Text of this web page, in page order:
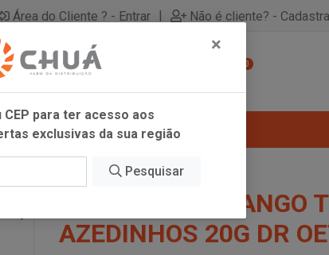
Área do Cliente ? - Entrar | Não é cliente? -
0
GELATINA MORANGO
AZEDINHOS 20G DR
×
CEP para ter acesso aos
exclusivas da sua região
Pesquisar